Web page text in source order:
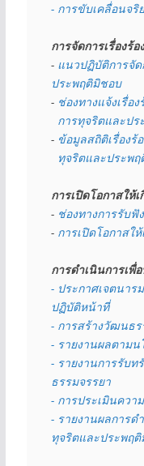
- การขับเคลื่อนจริ
การจัดการเรื่องร้
- แนวปฏิบัติการจัด
ประพฤติมิชอบ
- ช่องทางแจ้งเรื่อง
การทุจริตและป
- ข้อมูลสถิติเรื่องร้
ทุจริตและประพ
การเปิดโอกาสให้
- ช่องทางการรับฟั
- การเปิดโอกาสใ
การดำเนินการเพื่
- ประกาศเจตนาร
ปฏิบัติหน้าที่
- การสร้างวัฒนธร
- รายงานผลตามน
- รายงานการรับ
ธรรมจรรยา
- การประเมินควา
- รายงานผลการด
ทุจริตและประพฤ